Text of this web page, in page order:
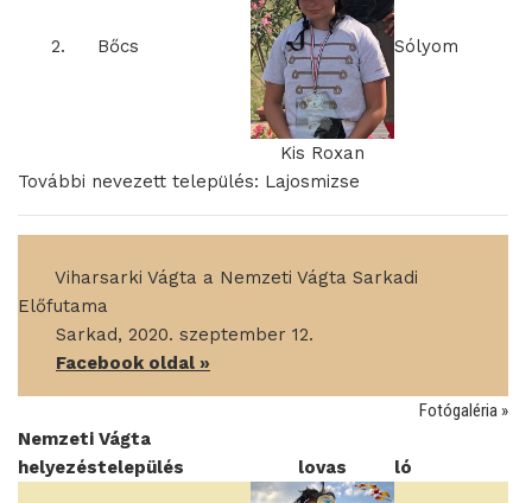
2. Bőcs
Kis Roxan
Sólyom
További nevezett település: Lajosmizse
Viharsarki Vágta a Nemzeti Vágta Sarkadi
Előfutama
Sarkad, 2020. szeptember 12.
Facebook oldal »
Fotógaléria »
Nemzeti Vágta
helyezéstelepülés lovas ló